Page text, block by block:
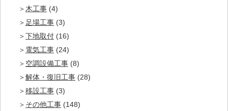
木工事 (4)
足場工事 (3)
下地取付 (16)
電気工事 (24)
空調設備工事 (8)
解体・復旧工事 (28)
移設工事 (3)
その他工事 (148)